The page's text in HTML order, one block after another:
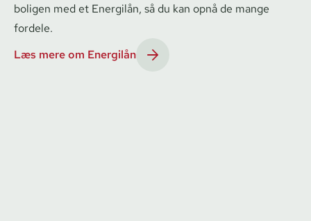
boligen med et Energilån, så du kan opnå de mange
fordele.
Læs mere om Energilån